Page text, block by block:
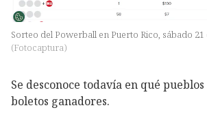
Sorteo del Powerball en Puerto Rico, sábado 21
(Fotocaptura)
Se desconoce todavía en qué
boletos ganadores.